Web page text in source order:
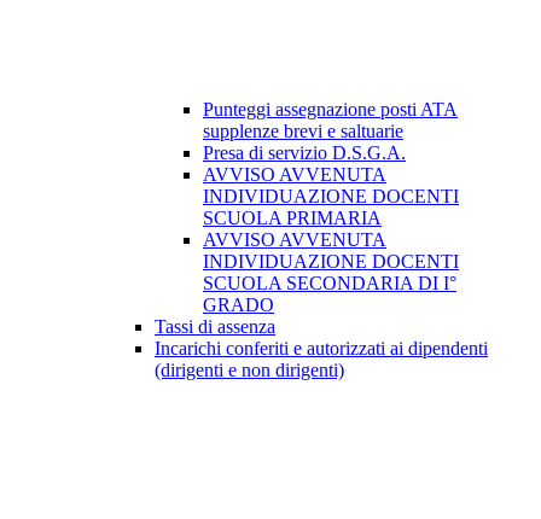
Punteggi assegnazione posti ATA
supplenze brevi e saltuarie
Presa di servizio D.S.G.A.
AVVISO AVVENUTA
INDIVIDUAZIONE DOCENTI
SCUOLA PRIMARIA
AVVISO AVVENUTA
INDIVIDUAZIONE DOCENTI
SCUOLA SECONDARIA DI I°
GRADO
Tassi di assenza
Incarichi conferiti e autorizzati ai dipendenti
(dirigenti e non dirigenti)